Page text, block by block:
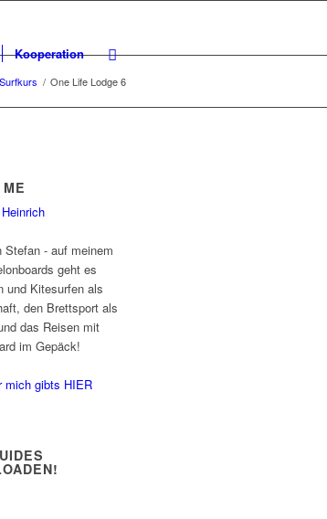
Kooperation
/ One Life Lodge 6
Stefan - auf meinem
geht es
und Kitesurfen als
den Brettsport als
das Reisen mit
im Gepäck!
mich gibts HIER